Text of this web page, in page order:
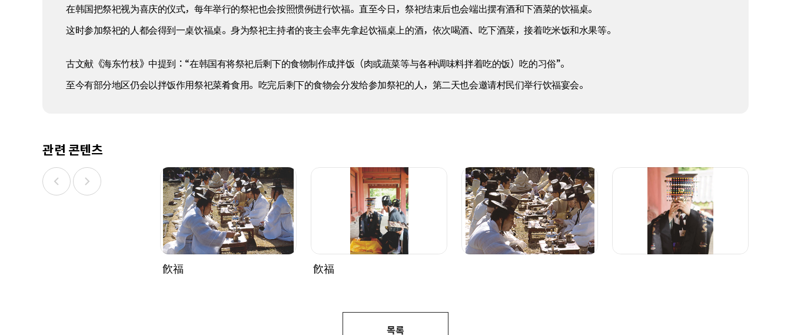
在韩国把祭祀视为喜庆的仪式，每年举行的祭祀也会按照惯例进行饮福。直至今日，祭祀结束后也会端出摆有酒和下酒菜的饮福桌。
这时参加祭祀的人都会得到一桌饮福桌。身为祭祀主持者的丧主会率先拿起饮福桌上的酒，依次喝酒、吃下酒菜，接着吃米饭和水果等。
古文献《海东竹枝》中提到：“在韩国有将祭祀后剩下的食物制作成拌饭（肉或蔬菜等与各种调味料拌着吃的饭）吃的习俗”。
至今有部分地区仍会以拌饭作用祭祀菜肴食用。吃完后剩下的食物会分发给参加祭祀的人，第二天也会邀请村民们举行饮福宴会。
관련 콘텐츠
飮福 飮福
목록